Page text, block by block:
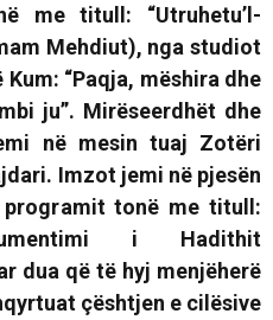
me titull: “Utruhetu’l-
Mehdiut), nga studiot
“Paqja, mëshira dhe
ju”. Mirëseerdhët dhe
në mesin tuaj Zotëri
Imzot jemi në pjesën
tonë me titull:
i Hadithit
dua që të hyj menjëherë
çështjen e cilësive